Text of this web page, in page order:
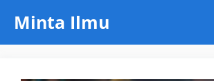
content
Minta Ilmu